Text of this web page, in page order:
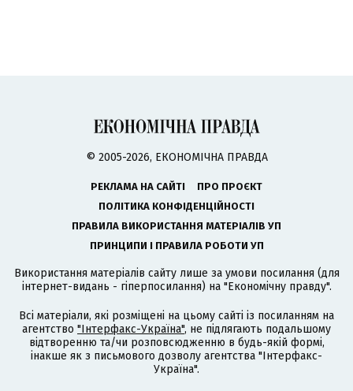
© 2005-2026, ЕКОНОМІЧНА ПРАВДА
РЕКЛАМА НА САЙТІ
ПРО ПРОЄКТ
ПОЛІТИКА КОНФІДЕНЦІЙНОСТІ
ПРАВИЛА ВИКОРИСТАННЯ МАТЕРІАЛІВ УП
ПРИНЦИПИ І ПРАВИЛА РОБОТИ УП
Використання матеріалів сайту лише за умови посилання (для
інтернет-видань - гіперпосилання) на "Економічну правду".
Всі матеріали, які розміщені на цьому сайті із посиланням на
агентство "Інтерфакс-Україна", не підлягають подальшому
відтворенню та/чи розповсюдженню в будь-якій формі,
інакше як з письмового дозволу агентства "Інтерфакс-
Україна".